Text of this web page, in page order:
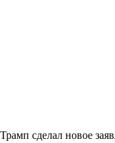
Трамп сделал новое